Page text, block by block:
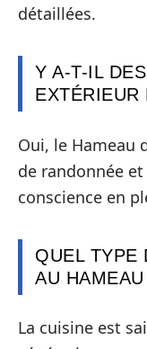
détaillées.
Y A-T-IL
EXTÉRIEUR
Oui, le Hameau
de randonnée
conscience en
QUEL TYPE
AU
La cuisine est